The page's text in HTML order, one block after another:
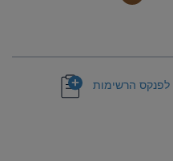
לפנקס הרשימות